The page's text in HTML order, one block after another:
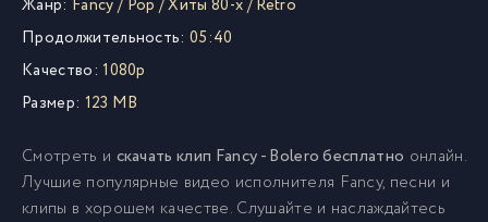
Жанр: Fancy/ Pop /Хиты 80-х/Retro
Продолжительность: 05:40
Качество: 1080p
Размер: 123 MB
Смотреть и скачать клип Fancy - Bolero бесплатно онлайн.
Лучшие популярные видео исполнителя Fancy, песни и
клипы в хорошем качестве. Слушайте и наслаждайтесь